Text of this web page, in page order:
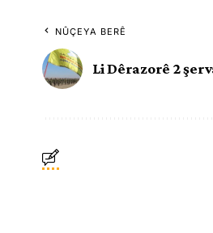
NÛÇEYA BERÊ
Li Dêrazorê 2